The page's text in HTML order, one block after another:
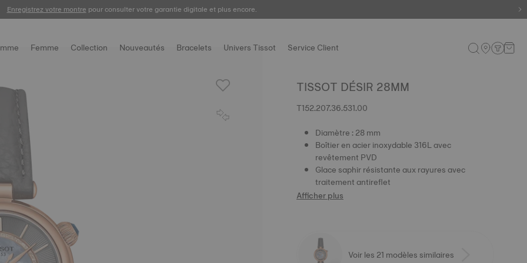
Livraison gratuite et retour offert sous 30 jours.
Enregistrez votre montre pour consulter votre garantie digitale et plus encore.
Femme Collection Nouveautés Bracelets Univers Tissot Service Client
TISSOT DÉSIR 28MM
T152.207.36.531.00
Diamètre : 28 mm
Boîtier en acier inoxydable 316L avec
revêtement PVD
Glace saphir résistante aux rayures avec
traitement antireflet
Afficher plus
Voir les 21 modèles similaires